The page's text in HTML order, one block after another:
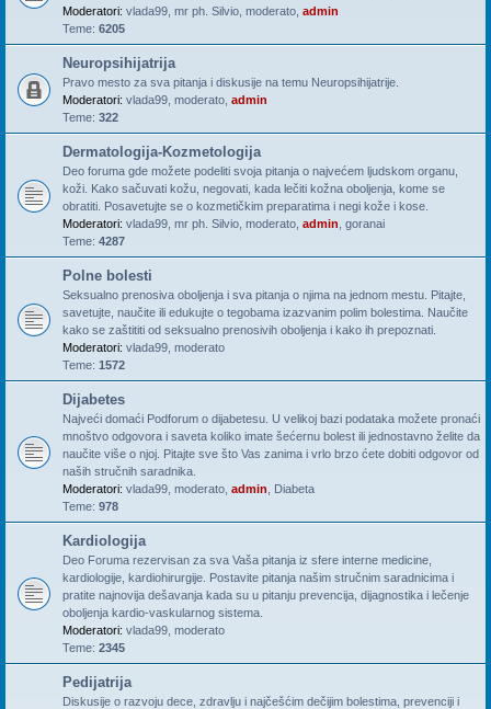
Moderatori: vlada99 mr ph. Silvio moderato admin
Teme: 6205
Neuropsihijatrija
Pravo mesto za sva pitanja i diskusije na temu Neuropsihijatrije.
Moderatori: vlada99 moderato admin
Teme: 322
Dermatologija-Kozmetologija
Deo foruma gde možete podeliti svoja pitanja o najvećem ljudskom organu,
koži. Kako sačuvati kožu, negovati, kada lečiti kožna oboljenja, kome se
obratiti. Posavetujte se o kozmetičkim preparatima i negi kože i kose.
Moderatori: vlada99 mr ph. Silvio moderato admin goranai
Teme: 4287
Polne bolesti
Seksualno prenosiva oboljenja i sva pitanja o njima na jednom mestu. Pitajte,
savetujte, naučite ili edukujte o tegobama izazvanim polim bolestima. Naučite
kako se zaštititi od seksualno prenosivih oboljenja i kako ih prepoznati.
Moderatori: vlada99 moderato
Teme: 1572
Dijabetes
Najveći domaći Podforum o dijabetesu. U velikoj bazi podataka možete pronaći
mnoštvo odgovora i saveta koliko imate šećernu bolest ili jednostavno želite da
naučite više o njoj. Pitajte sve što Vas zanima i vrlo brzo ćete dobiti odgovor od
naših stručnih saradnika.
Moderatori: vlada99 moderato admin
Diabeta
Teme: 978
Kardiologija
Deo Foruma rezervisan za sva Vaša pitanja iz sfere interne medicine,
kardiologije, kardiohirurgije. Postavite pitanja našim stručnim saradnicima i
pratite najnovija dešavanja kada su u pitanju prevencija, dijagnostika i lečenje
oboljenja kardio-vaskularnog sistema.
Moderatori: vlada99 moderato
Teme: 2345
Pedijatrija
Diskusije o razvoju dece, zdravlju i najčešćim dečijim bolestima, prevenciji i